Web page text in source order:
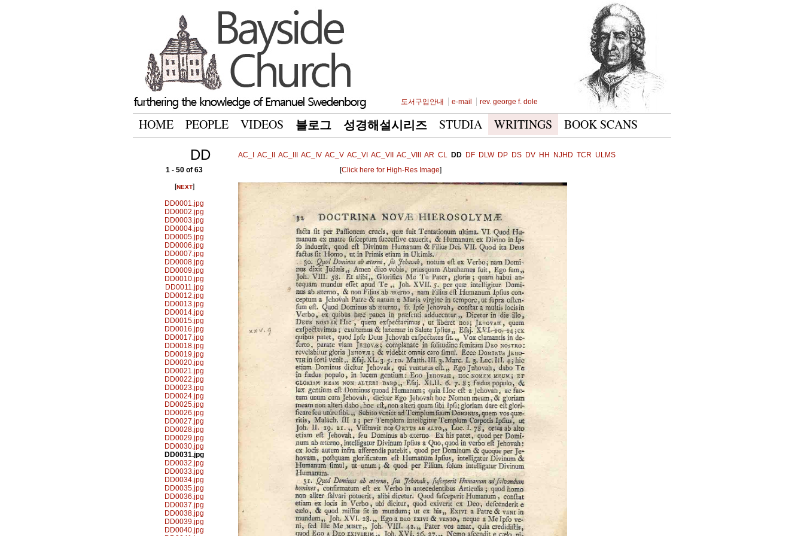
도서구입안내 e-mail rev. george f. dole
HOME PEOPLE VIDEOS 블로그 성경해설시리즈 STUDIA WRITINGS
BOOK SCANS
DD
AC_I AC_II AC_III AC_IV AC_V AC_VI AC_VII AC_VIII AR CL DD DF DLW DP DS DV HH NJHD TCR ULMS
1 - 50 of 63
[NEXT]
DD0001.jpg
DD0002.jpg
DD0003.jpg
DD0004.jpg
DD0005.jpg
DD0006.jpg
DD0007.jpg
DD0008.jpg
DD0009.jpg
DD0010.jpg
DD0011.jpg
DD0012.jpg
DD0013.jpg
DD0014.jpg
DD0015.jpg
DD0016.jpg
DD0017.jpg
DD0018.jpg
DD0019.jpg
DD0020.jpg
DD0021.jpg
DD0022.jpg
DD0023.jpg
DD0024.jpg
DD0025.jpg
DD0026.jpg
DD0027.jpg
DD0028.jpg
DD0029.jpg
DD0030.jpg
DD0031.jpg
DD0032.jpg
DD0033.jpg
DD0034.jpg
DD0035.jpg
DD0036.jpg
DD0037.jpg
DD0038.jpg
DD0039.jpg
DD0040.jpg
[Click here for High-Res Image]